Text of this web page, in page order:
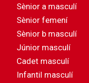
Sènior a masculí
Sènior femení
Sènior b masculí
Júnior masculí
Cadet masculí
Infantil masculí